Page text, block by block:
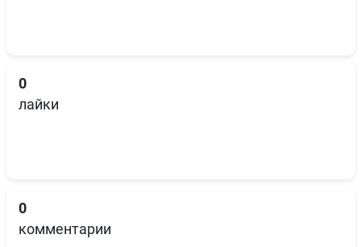
0
лайки
0
комментарии